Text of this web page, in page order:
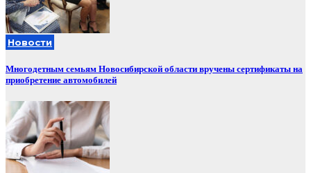
Новости
Многодетным семьям Новосибирской области вручены сертификаты на
приобретение автомобилей